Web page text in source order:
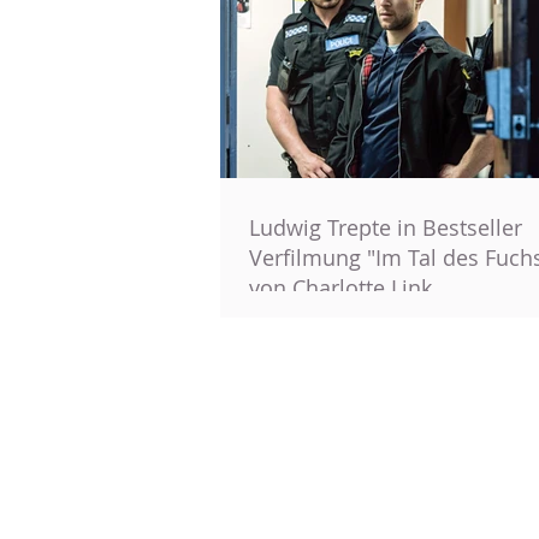
Ludwig Trepte in Bestseller
Verfilmung "Im Tal des
von Charlotte Link